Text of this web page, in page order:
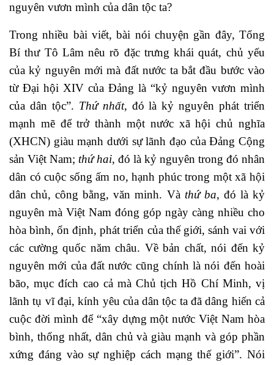
nguyên vươn mình của dân tộc ta?
Trong nhiều bài viết, bài nói chuyện gần đây, Tổng
Bí thư Tô Lâm nêu rõ đặc trưng khái quát, chủ yếu
của kỷ nguyên mới mà đất nước ta bắt đầu bước vào
từ Đại hội XIV của Đảng là “kỷ nguyên vươn mình
của dân tộc”. Thứ nhất, đó là kỷ nguyên phát triển
mạnh mẽ để trở thành một nước xã hội chủ nghĩa
(XHCN) giàu mạnh dưới sự lãnh đạo của Đảng Cộng
sản Việt Nam; thứ hai, đó là kỷ nguyên trong đó nhân
dân có cuộc sống ấm no, hạnh phúc trong một xã hội
dân chủ, công bằng, văn minh. Và thứ ba, đó là kỷ
nguyên mà Việt Nam đóng góp ngày càng nhiều cho
hòa bình, ổn định, phát triển của thế giới, sánh vai với
các cường quốc năm châu. Về bản chất, nói đến kỷ
nguyên mới của đất nước cũng chính là nói đến hoài
bão, mục đích cao cả mà Chủ tịch Hồ Chí Minh, vị
lãnh tụ vĩ đại, kính yêu của dân tộc ta đã dâng hiến cả
cuộc đời mình để “xây dựng một nước Việt Nam hòa
bình, thống nhất, dân chủ và giàu mạnh và góp phần
xứng đáng vào sự nghiệp cách mạng thế giới”. Nói